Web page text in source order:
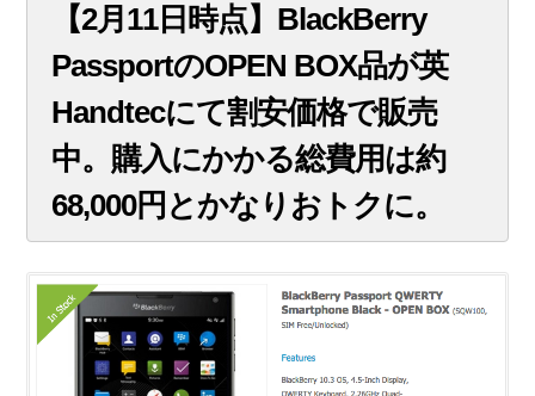
【2月11日時点】BlackBerry
PassportのOPEN BOX品が英
Handtecにて割安価格で販売
中。購入にかかる総費用は約
68,000円とかなりおトクに。